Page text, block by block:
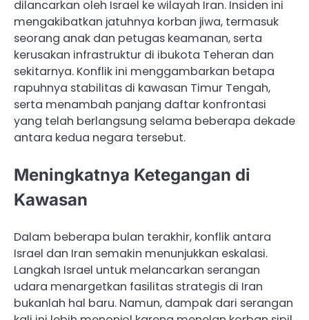
dilancarkan oleh Israel ke wilayah Iran. Insiden ini
mengakibatkan jatuhnya korban jiwa, termasuk
seorang anak dan petugas keamanan, serta
kerusakan infrastruktur di ibukota Teheran dan
sekitarnya. Konflik ini menggambarkan betapa
rapuhnya stabilitas di kawasan Timur Tengah,
serta menambah panjang daftar konfrontasi
yang telah berlangsung selama beberapa dekade
antara kedua negara tersebut.
Meningkatnya Ketegangan di
Kawasan
Dalam beberapa bulan terakhir, konflik antara
Israel dan Iran semakin menunjukkan eskalasi.
Langkah Israel untuk melancarkan serangan
udara menargetkan fasilitas strategis di Iran
bukanlah hal baru. Namun, dampak dari serangan